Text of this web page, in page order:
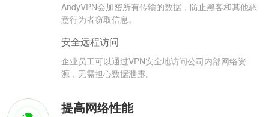
AndyVPN会加密所有传输的数据，防止黑客和其他恶
意行为者窃取信息。
安全远程访问
企业员工可以通过VPN安全地访问公司内部网络资
源，无需担心数据泄露。
提高网络性能